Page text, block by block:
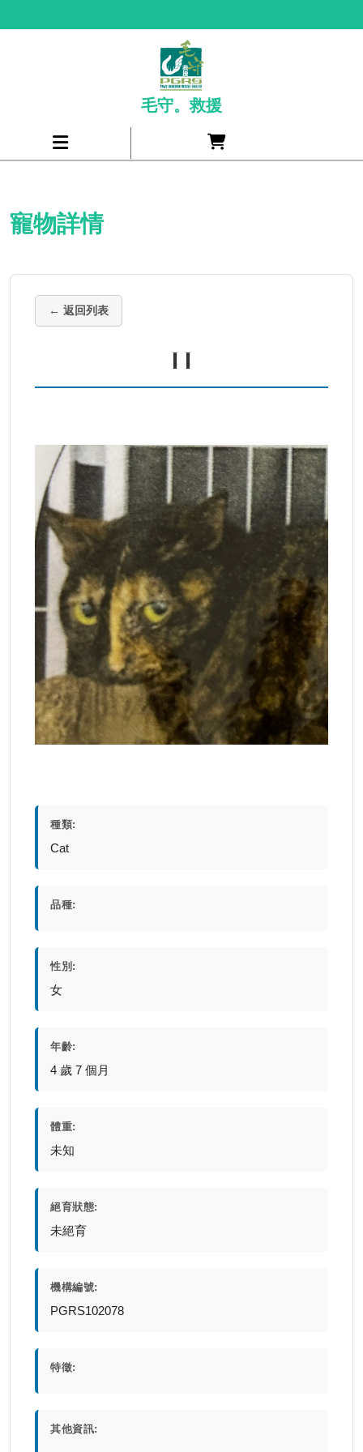
毛守。救援
Open
Cart
item
寵物詳情
← 返回列表
I I
種類:
Cat
品種:
性別:
女
年齡:
4 歲 7 個月
體重:
未知
絕育狀態:
未絕育
機構編號:
PGRS102078
特徵:
其他資訊: